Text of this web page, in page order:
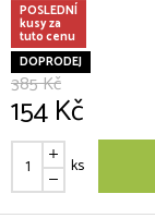
POSLEDNÍ
kusy za
tuto cenu
DOPRODEJ
385 Kč
154 Kč
ks